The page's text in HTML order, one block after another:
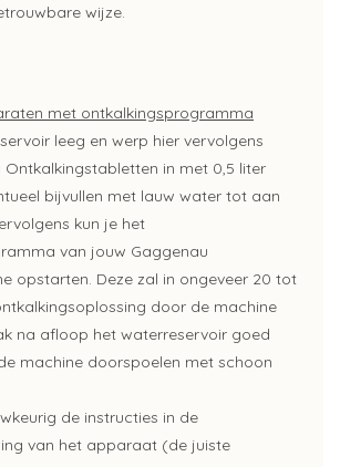
wijze.
met ontkalkingsprogramma
leeg en werp hier vervolgens
in met 0,5 liter
bijvullen met lauw water tot aan
kun je het
van jouw Gaggenau
opstarten. Deze zal in ongeveer 20 tot
door de machine
na afloop het waterreservoir goed
machine doorspoelen met schoon
de instructies in de
van het apparaat (de juiste